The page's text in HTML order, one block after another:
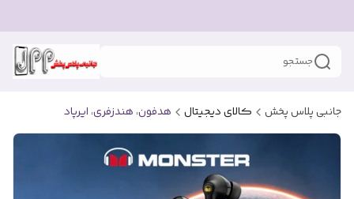
جستجو
جانبی پلاس پخش کالای دیجیتال هدفون، هندزفری، ایرپاد